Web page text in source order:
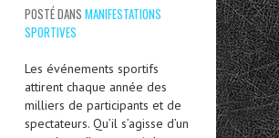
POSTÉ DANS MANIFESTATIONS
SPORTIVES
Les événements sportifs
attirent chaque année des
milliers de participants et de
spectateurs. Qu’il s’agisse d’un